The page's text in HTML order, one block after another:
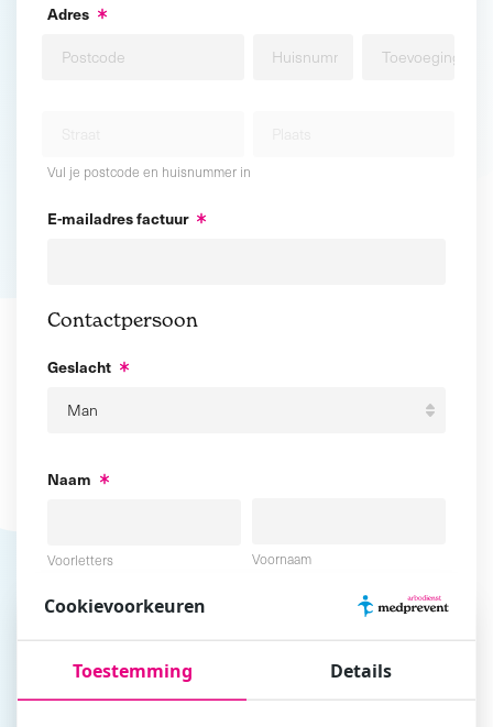
Adres
Vul je postcode en huisnummer in
E-mailadres factuur
Contactpersoon
Geslacht
Naam
Voorletters Voornaam
Cookievoorkeuren
Toestemming Details